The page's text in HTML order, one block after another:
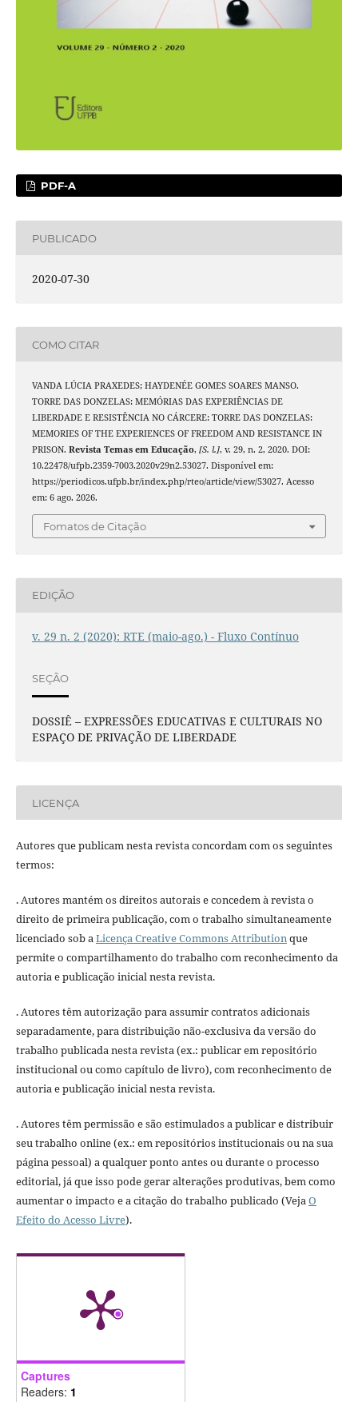
PDF-A
PUBLICADO
2020-07-30
COMO CITAR
VANDA LÚCIA PRAXEDES; HAYDENÉE GOMES SOARES MANSO.
TORRE DAS DONZELAS: MEMÓRIAS DAS EXPERIÊNCIAS DE
LIBERDADE E RESISTÊNCIA NO CÁRCERE: TORRE DAS DONZELAS:
MEMORIES OF THE EXPERIENCES OF FREEDOM AND RESISTANCE IN
PRISON. Revista Temas em Educação, [S. l.], v. 29, n. 2, 2020. DOI:
10.22478/ufpb.2359-7003.2020v29n2.53027. Disponível em:
https://periodicos.ufpb.br/index.php/rteo/article/view/53027. Acesso
em: 6 ago. 2026.
Fomatos de Citação
EDIÇÃO
v. 29 n. 2 (2020): RTE (maio-ago.) - Fluxo Contínuo
SEÇÃO
DOSSIÊ – EXPRESSÕES EDUCATIVAS E CULTURAIS NO
ESPAÇO DE PRIVAÇÃO DE LIBERDADE
LICENÇA
Autores que publicam nesta revista concordam com os seguintes
termos:
. Autores mantém os direitos autorais e concedem à revista o
direito de primeira publicação, com o trabalho simultaneamente
licenciado sob aLicença Creative Commons Attributionque
permite o compartilhamento do trabalho com reconhecimento da
autoria e publicação inicial nesta revista.
. Autores têm autorização para assumir contratos adicionais
separadamente, para distribuição não-exclusiva da versão do
trabalho publicada nesta revista (ex.: publicar em repositório
institucional ou como capítulo de livro), com reconhecimento de
autoria e publicação inicial nesta revista.
. Autores têm permissão e são estimulados a publicar e distribuir
seu trabalho online (ex.: em repositórios institucionais ou na sua
página pessoal) a qualquer ponto antes ou durante o processo
editorial, já que isso pode gerar alterações produtivas, bem como
aumentar o impacto e a citação do trabalho publicado (VejaO
Efeito do Acesso Livre).
Captures
Readers: 1